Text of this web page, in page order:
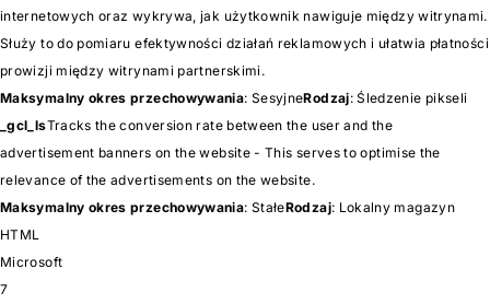
internetowych oraz wykrywa, jak użytkownik nawiguje między witrynami.
Służy to do pomiaru efektywności działań reklamowych i ułatwia płatności
prowizji między witrynami partnerskimi.
Maksymalny okres przechowywania: SesyjneRodzaj: Śledzenie pikseli
_gcl_lsTracks the conversion rate between the user and the
advertisement banners on the website - This serves to optimise the
relevance of the advertisements on the website.
Maksymalny okres przechowywania: StałeRodzaj: Lokalny magazyn
HTML
Microsoft
7